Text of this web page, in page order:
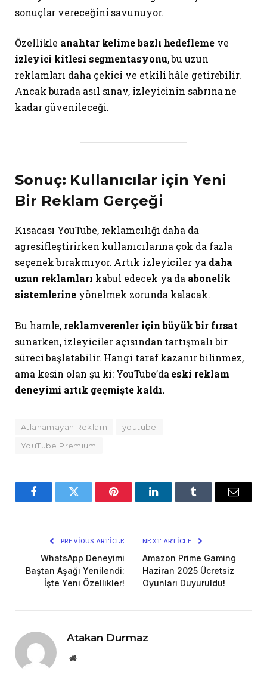
sonuçlar vereceğini savunuyor.
Özellikle anahtar kelime bazlı hedeflemeve
izleyici kitlesi segmentasyonu, bu uzun
reklamları daha çekici ve etkili hâle getirebilir.
Ancak burada asıl sınav, izleyicinin sabrına ne
kadar güvenileceği.
Sonuç: Kullanıcılar için Yeni
Bir Reklam Gerçeği
Kısacası YouTube, reklamcılığı daha da
agresifleştirirken kullanıcılarına çok da fazla
seçenek bırakmıyor. Artık izleyiciler ya daha
uzun reklamları kabul edecek ya da abonelik
sistemlerine yönelmek zorunda kalacak.
Bu hamle, reklamverenler için büyük bir fırsat
sunarken, izleyiciler açısından tartışmalı bir
süreci başlatabilir. Hangi taraf kazanır bilinmez,
ama kesin olan şu ki: YouTube’da eski reklam
deneyimi artık geçmişte kaldı.
Atlanamayan Reklam
youtube
YouTube Premium
FacebookTwitter Pinterest LinkedInTumblr Email
PREVIOUS ARTICLE
WhatsApp Deneyimi
Baştan Aşağı Yenilendi:
İşte Yeni Özellikler!
NEXT ARTICLE
Amazon Prime Gaming
Haziran 2025 Ücretsiz
Oyunları Duyuruldu!
Atakan Durmaz
Website